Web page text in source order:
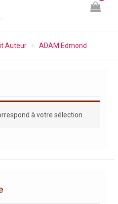
Auteur ADAM Edmond
à votre sélection.